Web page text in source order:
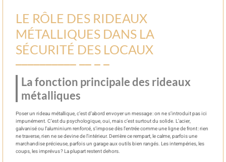
LE RÔLE DES RIDEAUX
MÉTALLIQUES DANS LA
SÉCURITÉ DES LOCAUX
La fonction principale des rideaux
métalliques
Poser un rideau métallique, c’est d’abord envoyer un message : on ne s’introduit pas ici
impunément. C’est du psychologique, oui, mais c’est surtout du solide. L’acier,
galvanisé ou l’aluminium renforcé, s’impose dès l’entrée comme une ligne de front : rien
ne traverse, rien ne se devine de l’intérieur. Derrière ce rempart, le calme, parfois une
marchandise précieuse, parfois un garage aux outils bien rangés. Les intempéries, les
coups, les imprévus ? La plupart restent dehors.